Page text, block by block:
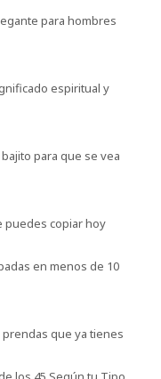
para hombres
espiritual y
para que se vea
puedes copiar hoy
en menos de 10
que ya tienes